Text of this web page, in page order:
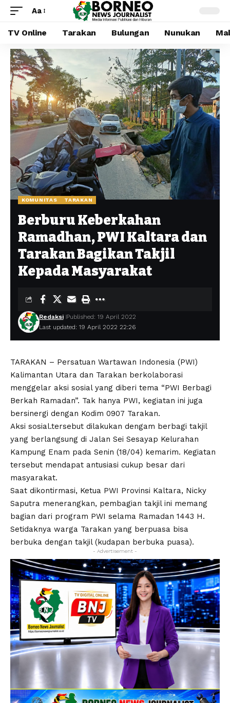
Aa
TV Online Tarakan Bulungan Nunukan
KOMUNITAS TARAKAN
Berburu Keberkahan
Ramadhan, PWI Kaltara dan
Tarakan Bagikan Takjil
Kepada Masyarakat
Last updated: 19 April 2022 22:26
Redaksi Published: 19 April 2022
TARAKAN – Persatuan Wartawan Indonesia (PWI)
Kalimantan Utara dan Tarakan berkolaborasi
menggelar aksi sosial yang diberi tema “PWI Berbagi
Berkah Ramadan”. Tak hanya PWI, kegiatan ini juga
bersinergi dengan Kodim 0907 Tarakan.
Aksi sosial.tersebut dilakukan dengam berbagi takjil
yang berlangsung di Jalan Sei Sesayap Kelurahan
Kampung Enam pada Senin (18/04) kemarim. Kegiatan
tersebut mendapat antusiasi cukup besar dari
masyarakat.
Saat dikontirmasi, Ketua PWI Provinsi Kaltara, Nicky
Saputra menerangkan, pembagian takjil ini memang
bagian dari program PWI selama Ramadan 1443 H.
Setidaknya warga Tarakan yang berpuasa bisa
berbuka dengan takjil (kudapan berbuka puasa).
- Advertisement -